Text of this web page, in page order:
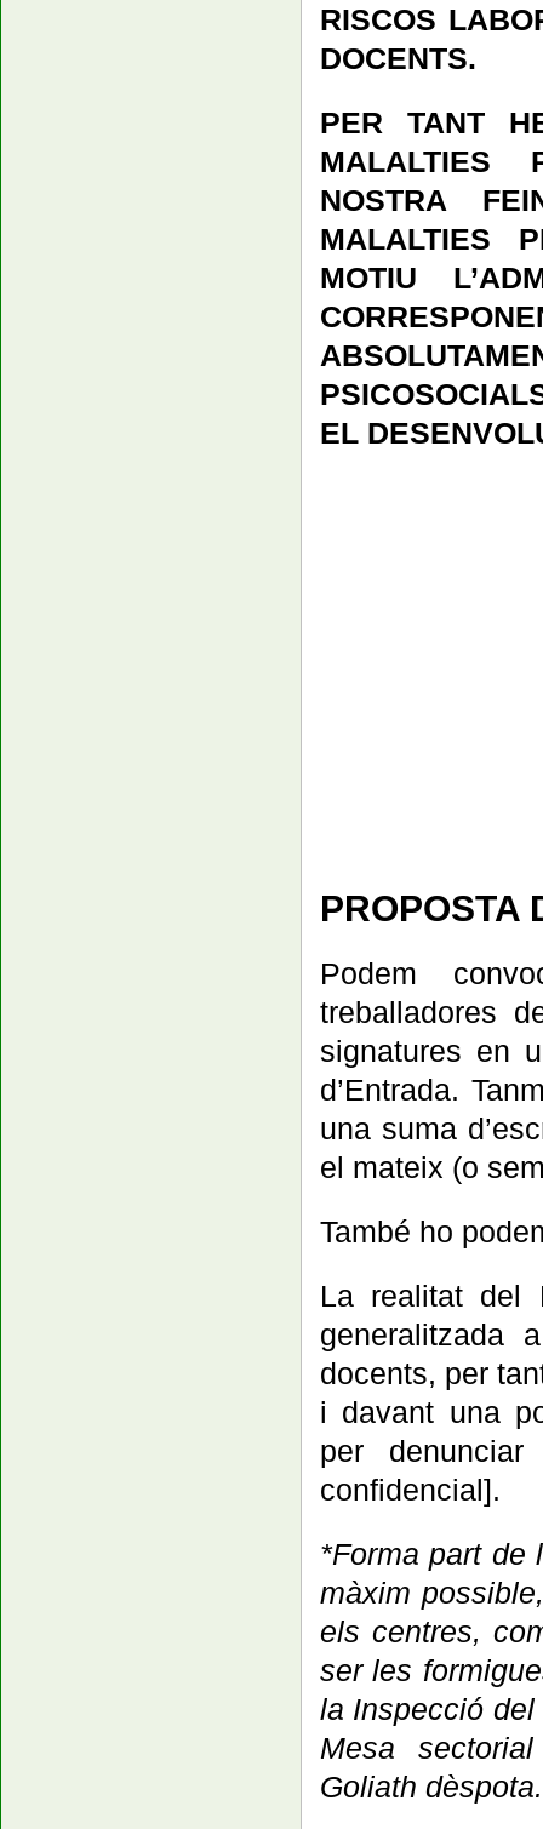
RISCOS
DOCENTS.
PER TANT
MALALTIES
NOSTRA
MALALTIES
MOTIU
EL
PROPOSTA
Podem
treballadores
signatures en
d’Entrada.
una suma
el mateix (o
També ho
La realitat del
generalitzada
docents, per
i davant una
per
confidencial].
*Forma part de
màxim
els centres,
ser les
la Inspecció
Mesa
Goliath dèspota.